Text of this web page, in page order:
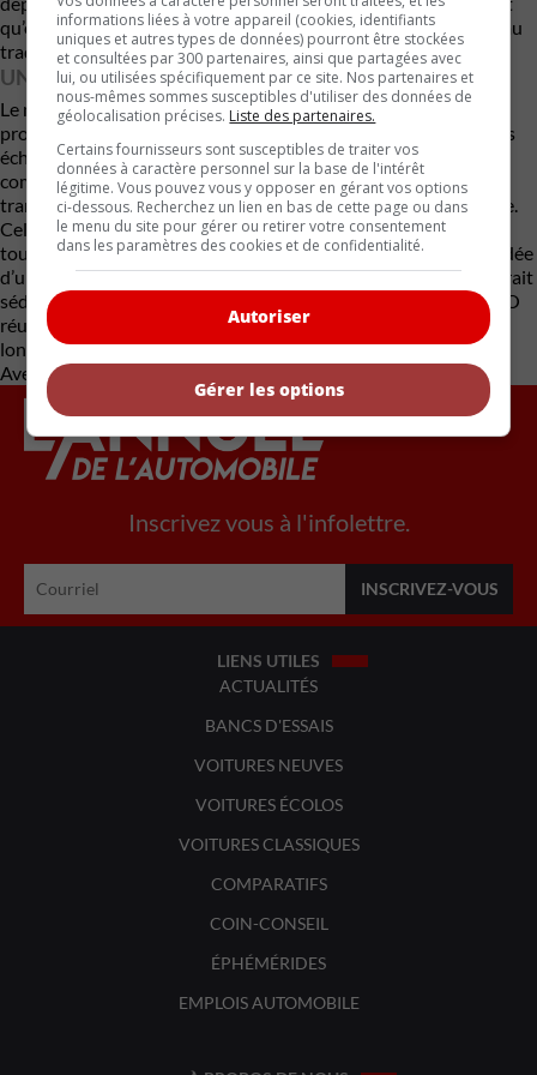
qu’elle vendra directement aux clients sans passer par un réseau
traditionnel de concessionnaires.
UN PARI AUDACIEUX
Le marché automobile regorge de jeunes entreprises qui ont
promis des véhicules révolutionnaires avant de repousser leurs
échéances à plusieurs reprises, voire de disparaître
complètement. REO devra donc démontrer sa capacité à
transformer son ambitieux projet en produit commercial viable.
Cela dit, dans un contexte où les camionnettes deviennent
toujours plus imposantes, plus luxueuses et plus coûteuses, l’idée
d’un petit camion à essence simple, robuste et abordable pourrait
séduire de nombreux acheteurs. Reste maintenant à voir si REO
réussira à concrétiser cette vision ou si ce projet rejoindra la
longue liste des rêves automobiles inachevés.
Avec des renseignements de Driving.ca
Inscrivez vous à l'infolettre.
LIENS UTILES
ACTUALITÉS
BANCS D'ESSAIS
VOITURES NEUVES
VOITURES ÉCOLOS
VOITURES CLASSIQUES
COMPARATIFS
COIN-CONSEIL
ÉPHÉMÉRIDES
EMPLOIS AUTOMOBILE
informations liées à votre appareil (cookies, identifiants
uniques et autres types de données) pourront être stockées
et consultées par 300 partenaires, ainsi que partagées avec
lui, ou utilisées spécifiquement par ce site. Nos partenaires et
nous-mêmes sommes susceptibles d'utiliser des données de
géolocalisation précises. Liste des partenaires.
Certains fournisseurs sont susceptibles de traiter vos
données à caractère personnel sur la base de l'intérêt
légitime. Vous pouvez vous y opposer en gérant vos options
ci-dessous. Recherchez un lien en bas de cette page ou dans
le menu du site pour gérer ou retirer votre consentement
dans les paramètres des cookies et de confidentialité.
Autoriser
Gérer les options